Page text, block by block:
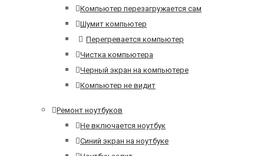
Компьютер перезагружается сам
Шумит компьютер
Перегревается компьютер
Чистка компьютера
Черный экран на компьютере
Компьютер не видит
Ремонт ноутбуков
Не включается ноутбук
Синий экран на ноутбуке